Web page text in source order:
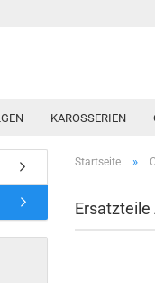
KAROSSERIEN
Startseite »
Ersatzteile